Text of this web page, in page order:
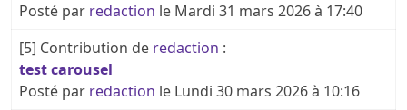
Posté par redaction le Mardi 31 mars 2026 à 17:40
[5] Contribution de redaction :
test carousel
Posté par redaction le Lundi 30 mars 2026 à 10:16